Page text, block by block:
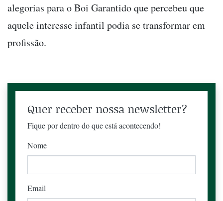
alegorias para o Boi Garantido que percebeu que
aquele interesse infantil podia se transformar em
profissão.
Quer receber nossa newsletter?
Fique por dentro do que está acontecendo!
Nome
Email